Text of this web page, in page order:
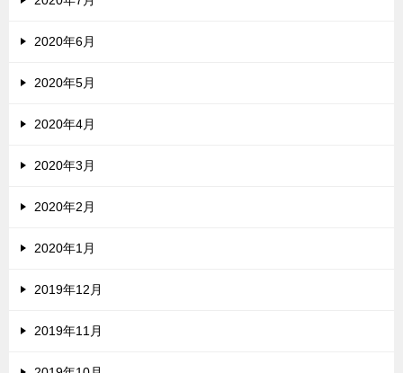
2020年6月
2020年5月
2020年4月
2020年3月
2020年2月
2020年1月
2019年12月
2019年11月